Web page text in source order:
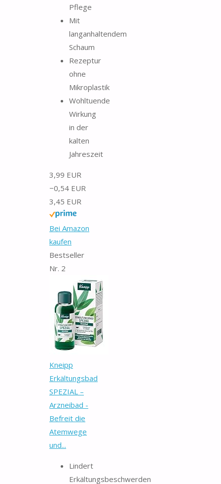
Pflege
Mit
langanhaltendem
Schaum
Rezeptur
ohne
Mikroplastik
Wohltuende
Wirkung
in der
kalten
Jahreszeit
3,99 EUR
−0,54 EUR
3,45 EUR
Bei Amazon
kaufen
Bestseller
Nr. 2
Kneipp
Erkältungsbad
SPEZIAL –
Arzneibad -
Befreit die
Atemwege
und...
Lindert
Erkältungsbeschwerden